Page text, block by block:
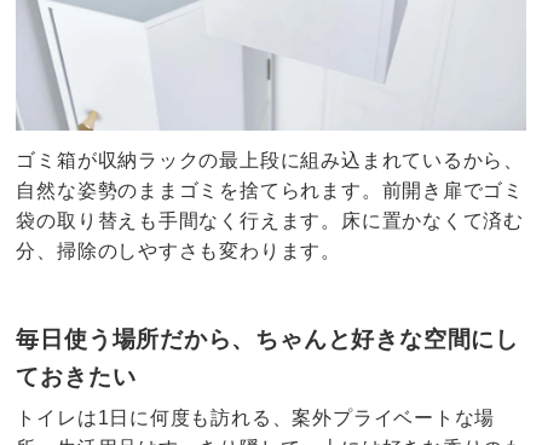
ゴミ箱が収納ラックの最上段に組み込まれているから、
自然な姿勢のままゴミを捨てられます。前開き扉でゴミ
袋の取り替えも手間なく行えます。床に置かなくて済む
分、掃除のしやすさも変わります。
毎日使う場所だから、ちゃんと好きな空間にし
ておきたい
トイレは1日に何度も訪れる、案外プライベートな場